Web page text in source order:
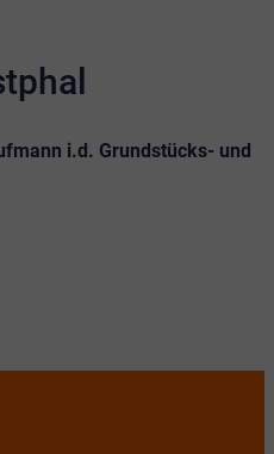
i.d. Grundstücks- und